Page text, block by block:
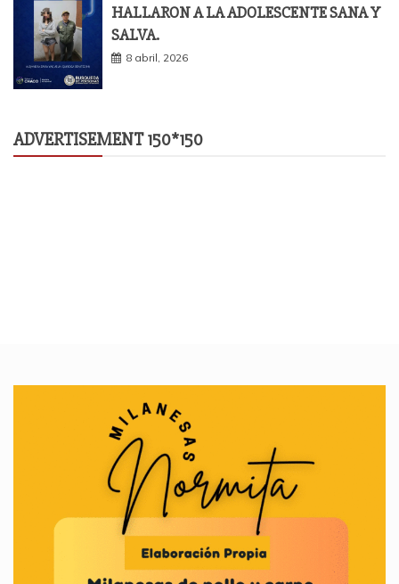
HALLARON A LA ADOLESCENTE SANA Y
SALVA.
8 abril, 2026
ADVERTISEMENT 150*150